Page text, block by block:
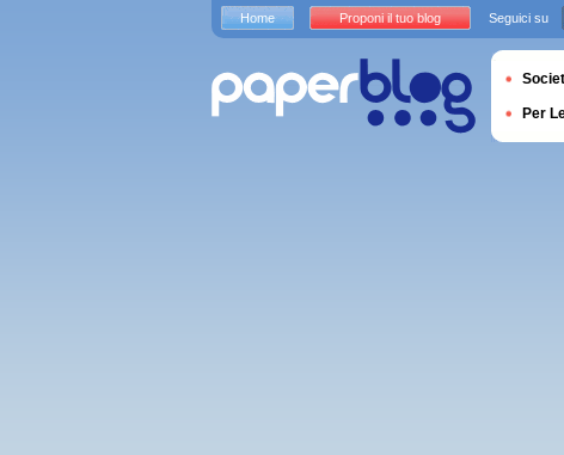
Home Proponi il tuo blog Seguici su
Per